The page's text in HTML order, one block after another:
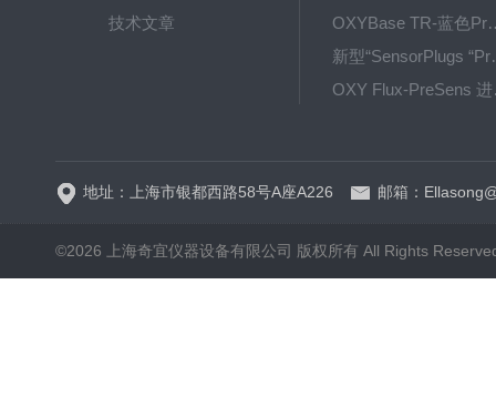
技术文章
OXYBase TR-蓝色
新型
地址：上海市银都西路58号A座A226 邮箱：
©2026 上海奇宜仪器设备有限公司 版权所有 All Rights